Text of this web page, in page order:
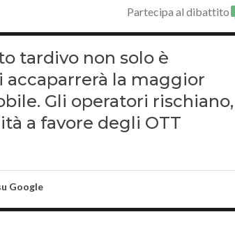
Partecipa al dibattito
tardivo non solo è
la maggior
Gli operatori rischiano,
a favore degli OTT
Google